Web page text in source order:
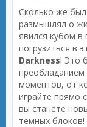
Сколько же
размышлял о
явился кубом
погрузиться в
Darkness! Это
преобладанием
моментов, от
играйте прямо
вы станете
темных блоков!